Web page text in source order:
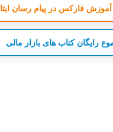
آموزش فارکس در پیام رسان ایتا
رایگان کتاب های بازار مالی